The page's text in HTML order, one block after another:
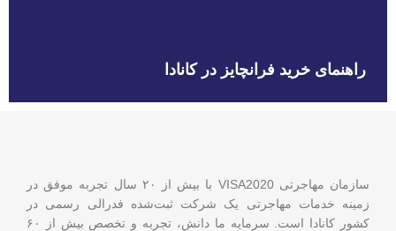
راهنمای خرید فرانچایز در کانادا
سازمان مهاجرتی VISA2020 با بیش از ۲۰ سال تجربه موفق در
زمینه خدمات مهاجرتی یک شرکت ثبت‌شده فدرالی رسمی در
کشور کانادا است. سرمایه ما دانش، تجربه و تخصص بیش از ۶۰